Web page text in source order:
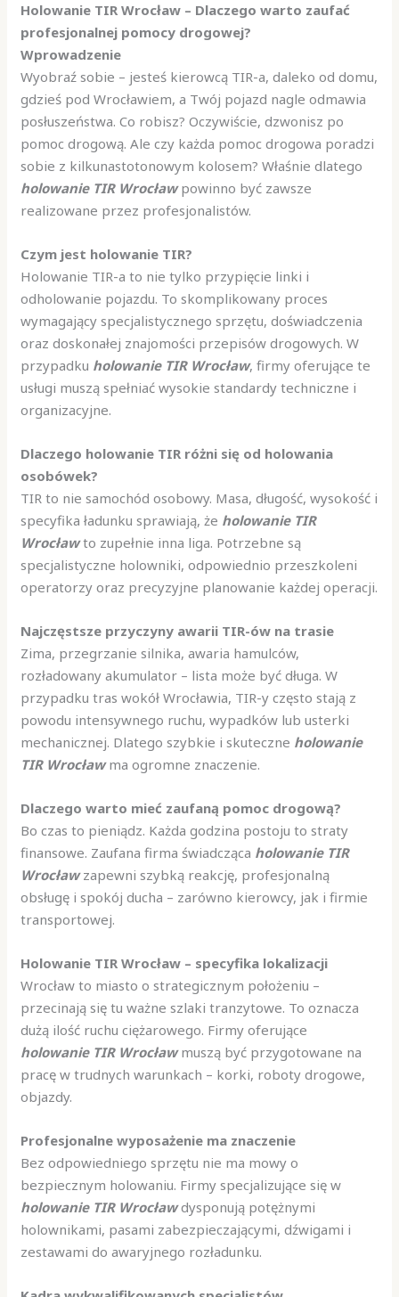
Holowanie TIR Wrocław – Dlaczego warto zaufać
profesjonalnej pomocy drogowej?
Wprowadzenie
Wyobraź sobie – jesteś kierowcą TIR-a, daleko od domu,
gdzieś pod Wrocławiem, a Twój pojazd nagle odmawia
posłuszeństwa. Co robisz? Oczywiście, dzwonisz po
pomoc drogową. Ale czy każda pomoc drogowa poradzi
sobie z kilkunastotonowym kolosem? Właśnie dlatego
holowanie TIR Wrocławpowinno być zawsze
realizowane przez profesjonalistów.
Czym jest holowanie TIR?
Holowanie TIR-a to nie tylko przypięcie linki i
odholowanie pojazdu. To skomplikowany proces
wymagający specjalistycznego sprzętu, doświadczenia
oraz doskonałej znajomości przepisów drogowych. W
przypadku holowanie TIR Wrocław, firmy oferujące te
usługi muszą spełniać wysokie standardy techniczne i
organizacyjne.
Dlaczego holowanie TIR różni się od holowania
osobówek?
TIR to nie samochód osobowy. Masa, długość, wysokość i
specyfika ładunku sprawiają, że holowanie TIR
Wrocławto zupełnie inna liga. Potrzebne są
specjalistyczne holowniki, odpowiednio przeszkoleni
operatorzy oraz precyzyjne planowanie każdej operacji.
Najczęstsze przyczyny awarii TIR-ów na trasie
Zima, przegrzanie silnika, awaria hamulców,
rozładowany akumulator – lista może być długa. W
przypadku tras wokół Wrocławia, TIR-y często stają z
powodu intensywnego ruchu, wypadków lub usterki
mechanicznej. Dlatego szybkie i skuteczne holowanie
TIR Wrocławma ogromne znaczenie.
Dlaczego warto mieć zaufaną pomoc drogową?
Bo czas to pieniądz. Każda godzina postoju to straty
finansowe. Zaufana firma świadcząca holowanie TIR
Wrocławzapewni szybką reakcję, profesjonalną
obsługę i spokój ducha – zarówno kierowcy, jak i firmie
transportowej.
Holowanie TIR Wrocław – specyfika lokalizacji
Wrocław to miasto o strategicznym położeniu –
przecinają się tu ważne szlaki tranzytowe. To oznacza
dużą ilość ruchu ciężarowego. Firmy oferujące
holowanie TIR Wrocławmuszą być przygotowane na
pracę w trudnych warunkach – korki, roboty drogowe,
objazdy.
Profesjonalne wyposażenie ma znaczenie
Bez odpowiedniego sprzętu nie ma mowy o
bezpiecznym holowaniu. Firmy specjalizujące się w
holowanie TIR Wrocławdysponują potężnymi
holownikami, pasami zabezpieczającymi, dźwigami i
zestawami do awaryjnego rozładunku.